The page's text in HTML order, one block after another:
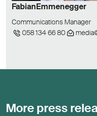
FabianEmmenegger
Communications Manager
058 134 66 80
More press